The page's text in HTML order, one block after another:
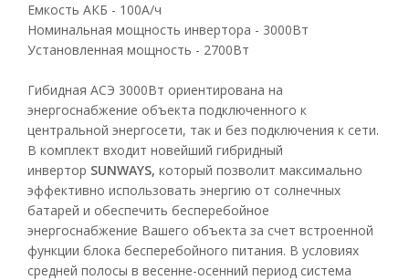
Емкость АКБ - 100А/ч
Номинальная мощность инвертора - 3000Вт
Установленная мощность - 2700Вт
Гибидная АСЭ 3000Вт ориентирована на
энергоснабжение объекта подключенного к
центральной энергосети, так и без подключения к сети.
В комплект входит новейший гибридный
инвертор SUNWAYS, который позволит максимально
эффективно использовать энергию от солнечных
батарей и обеспечить бесперебойное
энергоснабжение Вашего объекта за счет встроенной
функции блока бесперебойного питания. В условиях
средней полосы в весенне-осенний период система